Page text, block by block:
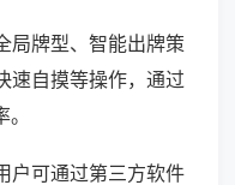
局牌型、智能出牌策
速自摸等操作，通过
户可通过第三方软件